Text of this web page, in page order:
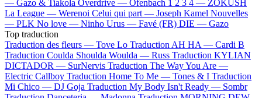
— Gazo & Tiakola Overdrive — Ofenbach 1 2 3 4 — ZOKUSH
La League — Werenoi Celui qui part — Joseph Kamel Nouvelles
— PLK No love — Ninho Urus — Favé (FR) DIE — Gazo
Top traduction
Traduction des fleurs — Tove Lo Traduction AH HA — Cardi B
Traduction Coulda Shoulda Woulda — Russ Traduction KYLIAN
DICTADOR — SurNervis Traduction The Way You Are —
Electric Callboy Traduction Home To Me — Tones & I Traduction
Mi Chico — DJ Goja Traduction My Body Isn't Ready — Sombr